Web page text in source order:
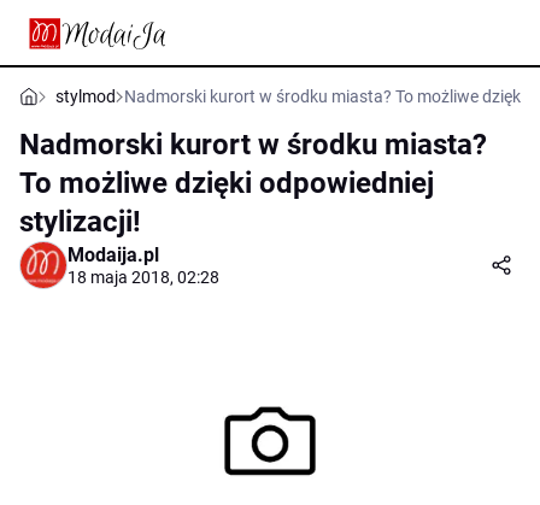
stylmod Nadmorski kurort w środku miasta? To możliwe dzięki
Nadmorski kurort w środku miasta?
To możliwe dzięki odpowiedniej
stylizacji!
Modaija.pl
18 maja 2018, 02:28